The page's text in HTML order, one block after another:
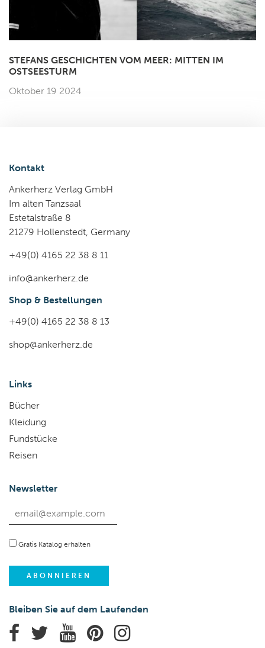
STEFANS GESCHICHTEN VOM MEER: MITTEN IM
OSTSEESTURM
Oktober 19 2024
Kontakt
Ankerherz Verlag GmbH
Im alten Tanzsaal
Estetalstraße 8
21279 Hollenstedt, Germany
+49(0) 4165 22 38 8 11
info@ankerherz.de
Shop & Bestellungen
+49(0) 4165 22 38 8 13
shop@ankerherz.de
Links
Bücher
Kleidung
Fundstücke
Reisen
Newsletter
Gratis Katalog erhalten
Bleiben Sie auf dem Laufenden